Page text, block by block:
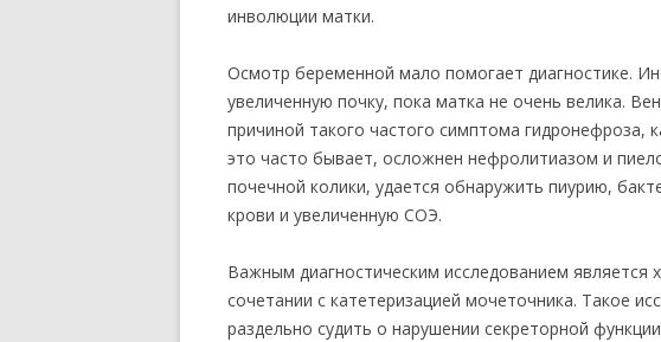
инволюции матки.
Осмотр беременной мало помогает диагностике.
увеличенную почку, пока матка не очень велика.
причиной такого частого симптома гидронефроза,
это часто бывает, осложнен нефролитиазом и
почечной колики, удается обнаружить пиурию,
крови и увеличенную СОЭ.
Важным диагностическим исследованием является
сочетании с катетеризацией мочеточника. Такое
раздельно судить о нарушении секреторной